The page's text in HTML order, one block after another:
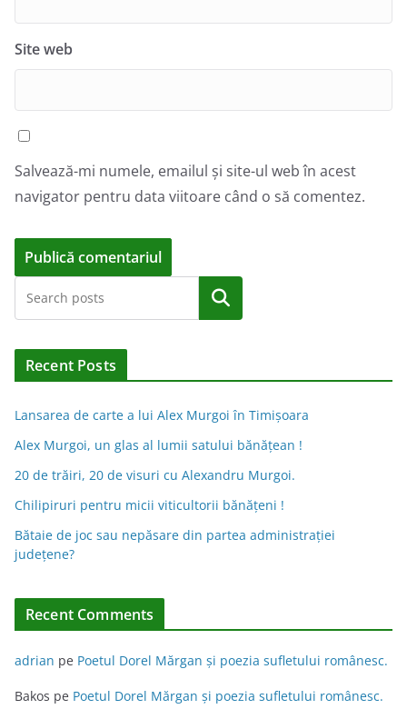
Site web
Salvează-mi numele, emailul și site-ul web în acest
navigator pentru data viitoare când o să comentez.
l
n
a
t
e
Caută
Recent Posts
Lansarea de carte a lui Alex Murgoi în Timișoara
Alex Murgoi, un glas al lumii satului bănățean !
20 de trăiri, 20 de visuri cu Alexandru Murgoi.
Chilipiruri pentru micii viticultorii bănăţeni !
Bătaie de joc sau nepăsare din partea administraţiei
judeţene?
Recent Comments
adrian pe Poetul Dorel Mărgan şi poezia sufletului românesc.
Bakos pe Poetul Dorel Mărgan şi poezia sufletului românesc.